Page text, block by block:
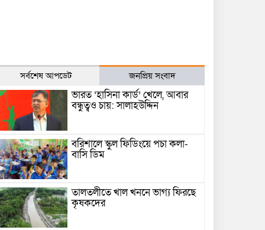
সর্বশেষ আপডেট জনপ্রিয় সংবাদ
ভারত ‘হাসিনা কার্ড’ খেলে, আবার
বন্ধুত্বও চায়: সালাহউদ্দিন
বরিশালে স্কুল ফিডিংয়ে পচা কলা-
বাসি ডিম
তালতলীতে খাল খননে ভাগ্য ফিরছে
কৃষকদের